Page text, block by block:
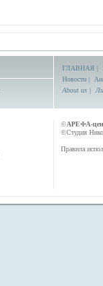
ГЛАВНАЯ |
Новости |
About us |
©АРЕФА-
©Студия
Правила